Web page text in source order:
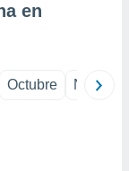
en
Octubre